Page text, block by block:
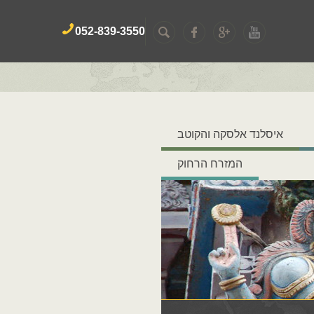
052-839-3550
איסלנד אלסקה והקוטב
המזרח הרחוק